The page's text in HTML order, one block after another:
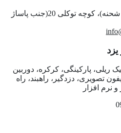
یزد، چهارراه 22 بهمن (سه راه شحنه)، کوچه توکلی 20(جنب پاساژ
پارکینگی، کرکره، دوربین
تصویری، دزدگیر، راهبند، راه
نرم افزار